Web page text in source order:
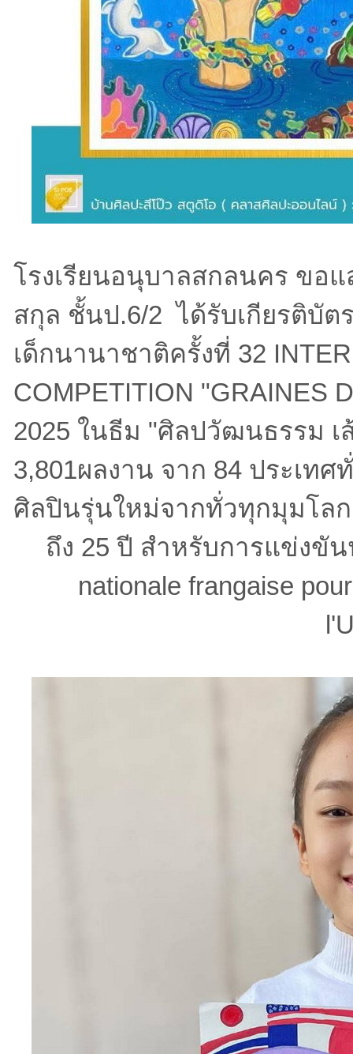
โรงเรียนอนุบาลสกลนคร ขอ
สกุล ชั้นป.6/2 ได้รับเกียรติบัต
เด็กนานาชาติครั้งที่ 32
COMPETITION "GRAINES
2025 ในธีม "ศิลปวัฒนธรรม
3,801ผลงาน จาก 84 ประเท
ศิลปินรุ่นใหม่จากทั่วทุกมุมโลก
ถึง 25 ปี สำหรับการแข่งขั
nationale frangaise